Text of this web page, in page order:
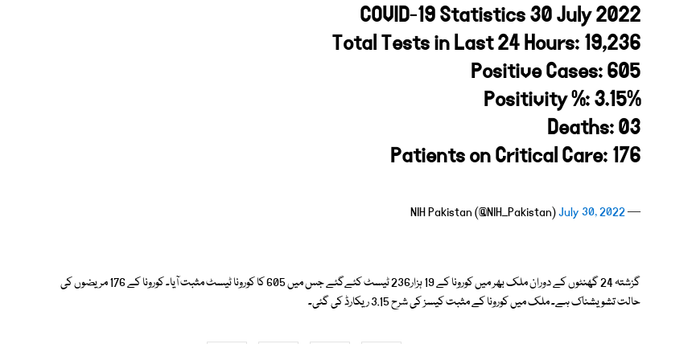
COVID-19 Statistics 30 July 2022
Total Tests in Last 24 Hours: 19,236
Positive Cases: 605
Positivity %: 3.15%
Deaths: 03
Patients on Critical Care: 176
— NIH Pakistan (@NIH_Pakistan)
July 30, 2022
گزشتہ 24 گھنٹوں کے دوران ملک بھر میں کورونا کے 19 ہزار236 ٹیسٹ کئےگئے جس میں 605 کا کورونا ٹیسٹ مثبت آیا۔ کورونا کے 176 مریضوں کی
حالت تشویشناک ہے۔ ملک میں کورونا کے مثبت کیسز کی شرح 3.15 ریکارڈ کی گئی۔